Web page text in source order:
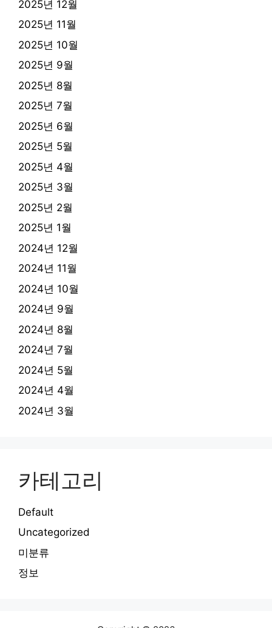
2025년 12월
2025년 11월
2025년 10월
2025년 9월
2025년 8월
2025년 7월
2025년 6월
2025년 5월
2025년 4월
2025년 3월
2025년 2월
2025년 1월
2024년 12월
2024년 11월
2024년 10월
2024년 9월
2024년 8월
2024년 7월
2024년 5월
2024년 4월
2024년 3월
카테고리
Default
Uncategorized
미분류
정보